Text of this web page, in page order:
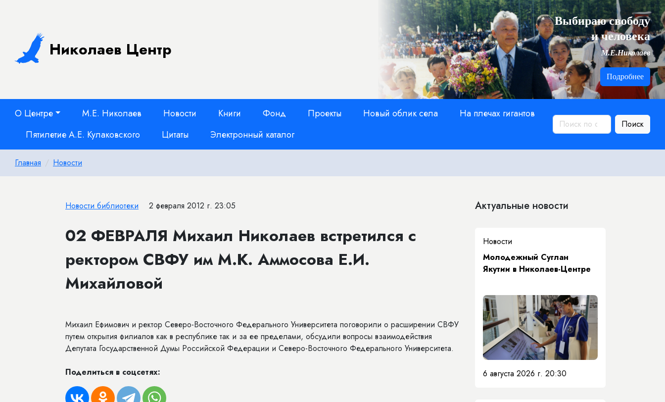
Николаев Центр
Выбираю свободу
и человека
М.Е.Николаев
Подробнее
О Центре М.Е. Николаев Новости Книги Фонд Проекты Новый облик села
На плечах гигантов
Пятилетие А.Е. Кулаковского
Цитаты Электронный каталог
Поиск
Главная Новости
Новости библиотеки 2 февраля 2012 г. 23:05
02 ФЕВРАЛЯ Михаил Николаев встретился с
ректором СВФУ им М.К. Аммосова Е.И.
Михайловой
Михаил Ефимович и ректор Северо-Восточного Федерального Университета поговорили о расширении СВФУ
путем открытия филиалов как в республике так и за ее пределами, обсудили вопросы взаимодействия
Депутата Государственной Думы Российской Федерации и Северо-Восточного Федерального Университета.
Поделиться в соцсетях:
Актуальные новости
Новости
Молодежный Суглан
Якутии в Николаев-Центре
6 августа 2026 г. 20:30